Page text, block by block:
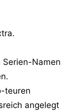
Serien-Namen
teuren
angelegt